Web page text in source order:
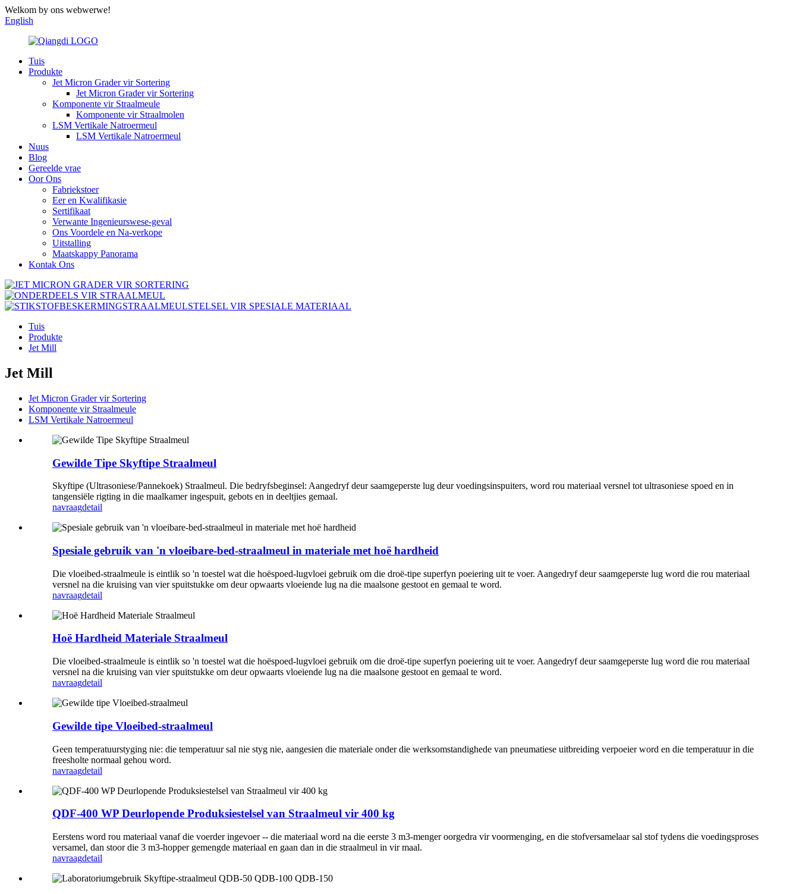
Welkom by ons webwerwe!
English
Tuis
Produkte
Jet Micron Grader vir Sortering
Jet Micron Grader vir Sortering
Komponente vir Straalmeule
Komponente vir Straalmolen
LSM Vertikale Natroermeul
LSM Vertikale Natroermeul
Nuus
Blog
Gereelde vrae
Oor Ons
Fabriekstoer
Eer en Kwalifikasie
Sertifikaat
Verwante Ingenieurswese-geval
Ons Voordele en Na-verkope
Uitstalling
Maatskappy Panorama
Kontak Ons
Tuis
Produkte
Jet Mill
Jet Mill
Jet Micron Grader vir Sortering
Komponente vir Straalmeule
LSM Vertikale Natroermeul
Gewilde Tipe Skyftipe Straalmeul
Skyftipe (Ultrasoniese/Pannekoek) Straalmeul. Die bedryfsbeginsel: Aangedryf deur saamgeperste lug deur voedingsinspuiters, word rou materiaal versnel tot ultrasoniese spoed en in
tangensiële rigting in die maalkamer ingespuit, gebots en in deeltjies gemaal.
navraagdetail
Spesiale gebruik van 'n vloeibare-bed-straalmeul in materiale met hoë hardheid
Die vloeibed-straalmeule is eintlik so 'n toestel wat die hoëspoed-lugvloei gebruik om die droë-tipe superfyn poeiering uit te voer. Aangedryf deur saamgeperste lug word die rou materiaal
versnel na die kruising van vier spuitstukke om deur opwaarts vloeiende lug na die maalsone gestoot en gemaal te word.
navraagdetail
Hoë Hardheid Materiale Straalmeul
Die vloeibed-straalmeule is eintlik so 'n toestel wat die hoëspoed-lugvloei gebruik om die droë-tipe superfyn poeiering uit te voer. Aangedryf deur saamgeperste lug word die rou materiaal
versnel na die kruising van vier spuitstukke om deur opwaarts vloeiende lug na die maalsone gestoot en gemaal te word.
navraagdetail
Gewilde tipe Vloeibed-straalmeul
Geen temperatuurstyging nie: die temperatuur sal nie styg nie, aangesien die materiale onder die werksomstandighede van pneumatiese uitbreiding verpoeier word en die temperatuur in die
freesholte normaal gehou word.
navraagdetail
QDF-400 WP Deurlopende Produksiestelsel van Straalmeul vir 400 kg
Eerstens word rou materiaal vanaf die voerder ingevoer -- die materiaal word na die eerste 3 m3-menger oorgedra vir voormenging, en die stofversamelaar sal stof tydens die voedingsproses
versamel, dan stoor die 3 m3-hopper gemengde materiaal en gaan dan in die straalmeul in vir maal.
navraagdetail